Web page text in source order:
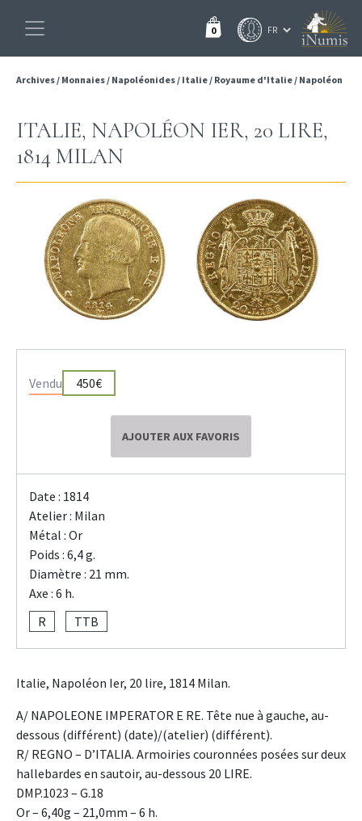
0
Archives/ Monnaies/ Napoléonides/ Italie/ Royaume d'Italie/ Napoléon
ITALIE, NAPOLÉON IER, 20 LIRE,
1814 MILAN
Vendu 450€
AJOUTER AUX FAVORIS
Date : 1814
Atelier : Milan
Métal : Or
Poids : 6,4 g.
Diamètre : 21 mm.
Axe : 6 h.
R
TTB
Italie, Napoléon Ier, 20 lire, 1814 Milan.
A/ NAPOLEONE IMPERATOR E RE. Tête nue à gauche, au-
dessous (différent) (date)/(atelier) (différent).
R/ REGNO – D’ITALIA. Armoiries couronnées posées sur deux
hallebardes en sautoir, au-dessous 20 LIRE.
DMP.1023 – G.18
Or – 6,40g – 21,0mm – 6 h.